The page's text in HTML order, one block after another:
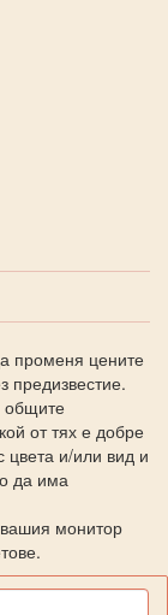
променя цените
предизвестие.
общите
от тях е добре
цвета и/или вид и
да има
монитор